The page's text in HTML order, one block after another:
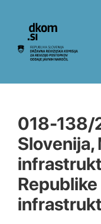
Na vsebino
018-138/